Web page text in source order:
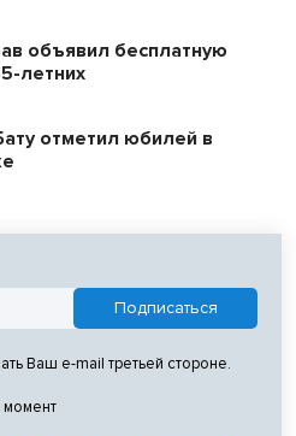
объявил бесплатную
летних
отметил юбилей в
Ваш e-mail третьей стороне.